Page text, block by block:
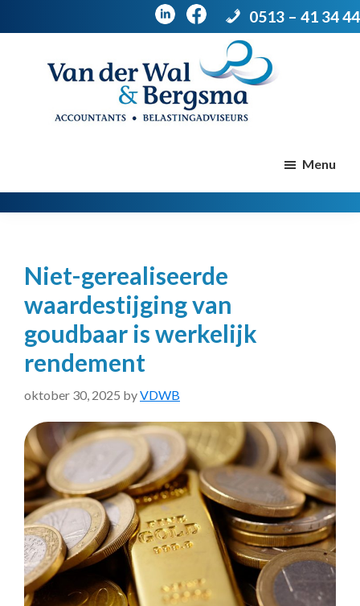
0513 – 41 34 44
Menu
Niet-gerealiseerde
waardestijging van
goudbaar is werkelijk
rendement
oktober 30, 2025 byVDWB